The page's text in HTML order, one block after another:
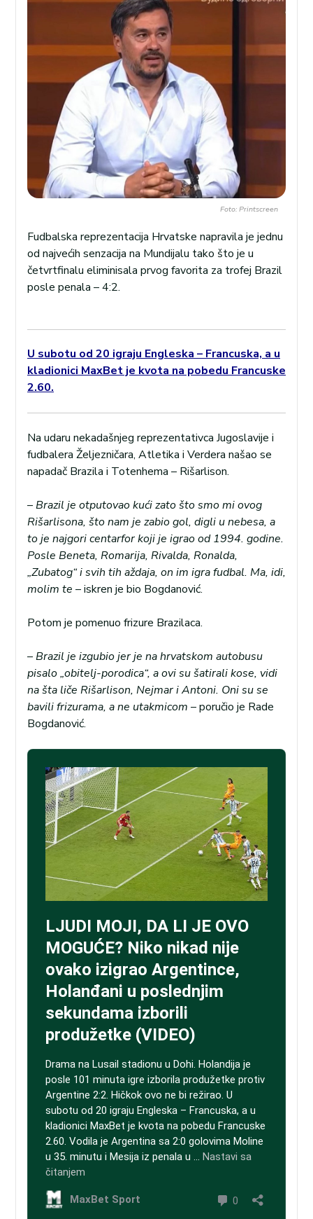
Foto: Printscreen
Fudbalska reprezentacija Hrvatske napravila je jednu
od najvećih senzacija na Mundijalu tako što je u
četvrtfinalu eliminisala prvog favorita za trofej Brazil
posle penala – 4:2.
U subotu od 20 igraju Engleska – Francuska, a u
kladionici MaxBet je kvota na pobedu Francuske
2.60.
Na udaru nekadašnjeg reprezentativca Jugoslavije i
fudbalera Željezničara, Atletika i Verdera našao se
napadač Brazila i Totenhema – Rišarlison.
–Brazil je otputovao kući zato što smo mi ovog
Rišarlisona, što nam je zabio gol, digli u nebesa, a
to je najgori centarfor koji je igrao od 1994. godine.
Posle Beneta, Romarija, Rivalda, Ronalda,
„Zubatog“ i svih tih aždaja, on im igra fudbal. Ma, idi,
molim te – iskren je bio Bogdanović.
Potom je pomenuo frizure Brazilaca.
–Brazil je izgubio jer je na hrvatskom autobusu
pisalo „obitelj-porodica“, a ovi su šatirali kose, vidi
na šta liče Rišarlison, Nejmar i Antoni. Oni su se
bavili frizurama, a ne utakmicom – poručio je Rade
Bogdanović.